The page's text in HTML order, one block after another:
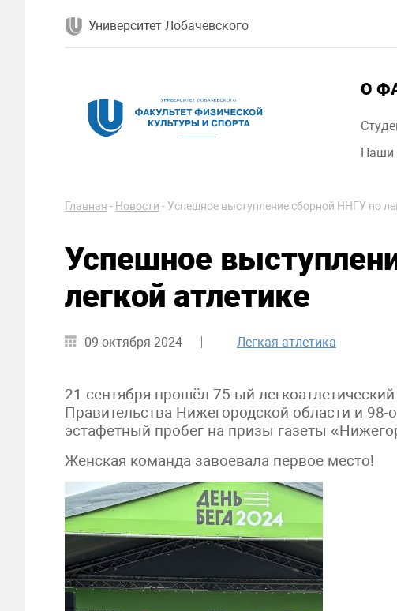
Университет Лобачевского
О
Наши
Главная - Новости - Успешное выступление сборной ННГУ по
Успешное
легкой атлетике
09 октября 2024 Легкая атлетика
21 сентября прошёл 75-ый
Правительства Нижегородской области и 98-
эстафетный пробег на призы газеты
Женская команда завоевала первое место!